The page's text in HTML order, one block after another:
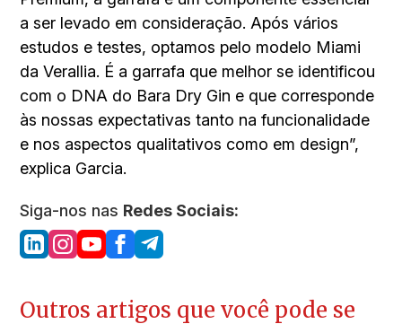
a ser levado em consideração. Após vários
estudos e testes, optamos pelo modelo Miami
da Verallia. É a garrafa que melhor se identificou
com o DNA do Bara Dry Gin e que corresponde
às nossas expectativas tanto na funcionalidade
e nos aspectos qualitativos como em design”,
explica Garcia.
Siga-nos nas Redes Sociais:
Outros artigos que você pode se